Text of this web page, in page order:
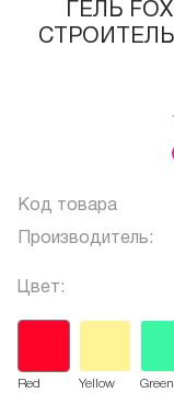
ГЕЛЬ
Код товара
Производитель:
Цвет:
Red Yellow Green